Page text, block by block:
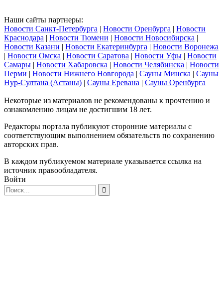
Наши сайты партнеры:
Новости Санкт-Петербурга | Новости Оренбурга | Новости
Краснодара | Новости Тюмени | Новости Новосибирска |
Новости Казани | Новости Екатеринбурга | Новости Воронежа
| Новости Омска | Новости Саратова | Новости Уфы | Новости
Самары | Новости Хабаровска | Новости Челябинска | Новости
Перми | Новости Нижнего Новгорода | Сауны Минска | Сауны
Нур-Султана (Астаны) | Сауны Еревана | Сауны Оренбурга
Некоторые из материалов не рекомендованы к прочтению и
ознакомлению лицам не достигшим 18 лет.
Редакторы портала публикуют сторонние материалы с
соответствующим выполнением обязательств по сохранению
авторских прав.
В каждом публикуемом материале указывается ссылка на
источник правообладателя.
Войти